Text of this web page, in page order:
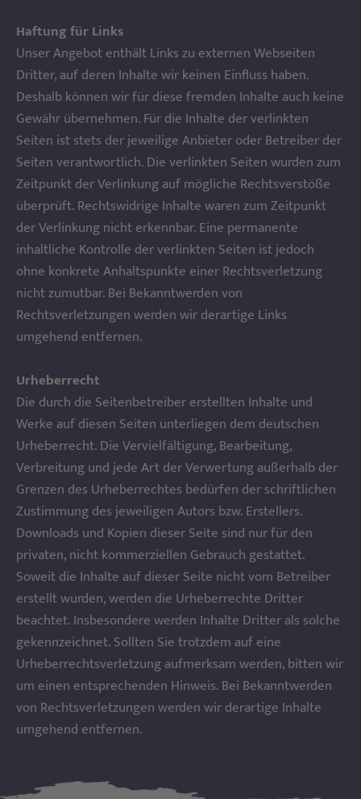
Haftung für Links
Unser Angebot enthält Links zu externen Webseiten
Dritter, auf deren Inhalte wir keinen Einfluss haben.
Deshalb können wir für diese fremden Inhalte auch keine
Gewähr übernehmen. Für die Inhalte der verlinkten
Seiten ist stets der jeweilige Anbieter oder Betreiber der
Seiten verantwortlich. Die verlinkten Seiten wurden zum
Zeitpunkt der Verlinkung auf mögliche Rechtsverstöße
überprüft. Rechtswidrige Inhalte waren zum Zeitpunkt
der Verlinkung nicht erkennbar. Eine permanente
inhaltliche Kontrolle der verlinkten Seiten ist jedoch
ohne konkrete Anhaltspunkte einer Rechtsverletzung
nicht zumutbar. Bei Bekanntwerden von
Rechtsverletzungen werden wir derartige Links
umgehend entfernen.
Urheberrecht
Die durch die Seitenbetreiber erstellten Inhalte und
Werke auf diesen Seiten unterliegen dem deutschen
Urheberrecht. Die Vervielfältigung, Bearbeitung,
Verbreitung und jede Art der Verwertung außerhalb der
Grenzen des Urheberrechtes bedürfen der schriftlichen
Zustimmung des jeweiligen Autors bzw. Erstellers.
Downloads und Kopien dieser Seite sind nur für den
privaten, nicht kommerziellen Gebrauch gestattet.
Soweit die Inhalte auf dieser Seite nicht vom Betreiber
erstellt wurden, werden die Urheberrechte Dritter
beachtet. Insbesondere werden Inhalte Dritter als solche
gekennzeichnet. Sollten Sie trotzdem auf eine
Urheberrechtsverletzung aufmerksam werden, bitten wir
um einen entsprechenden Hinweis. Bei Bekanntwerden
von Rechtsverletzungen werden wir derartige Inhalte
umgehend entfernen.